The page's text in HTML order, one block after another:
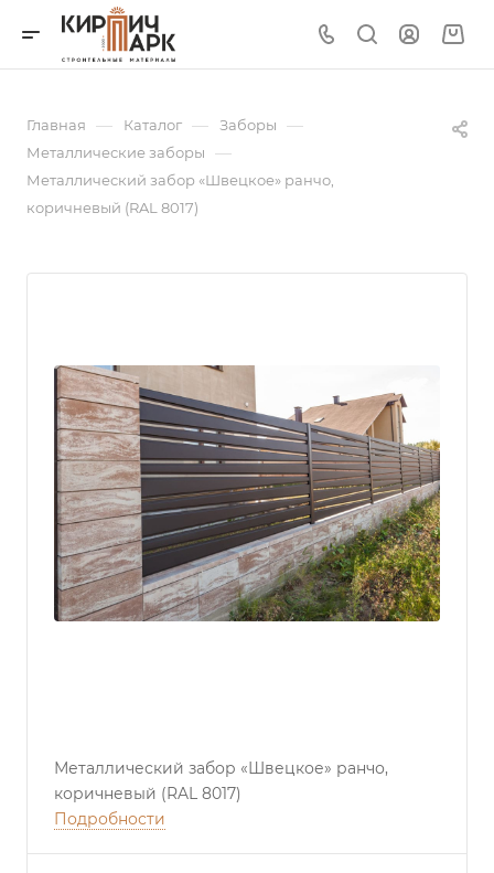
Главная — Каталог — Заборы —
Металлические заборы —
Металлический забор «Швецкое» ранчо,
коричневый (RAL 8017)
Металлический забор «Швецкое» ранчо,
коричневый (RAL 8017)
Подробности